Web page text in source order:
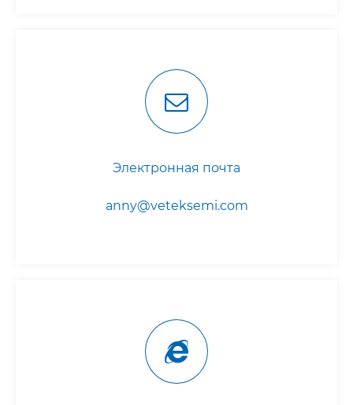
Электронная почта
anny@veteksemi.com